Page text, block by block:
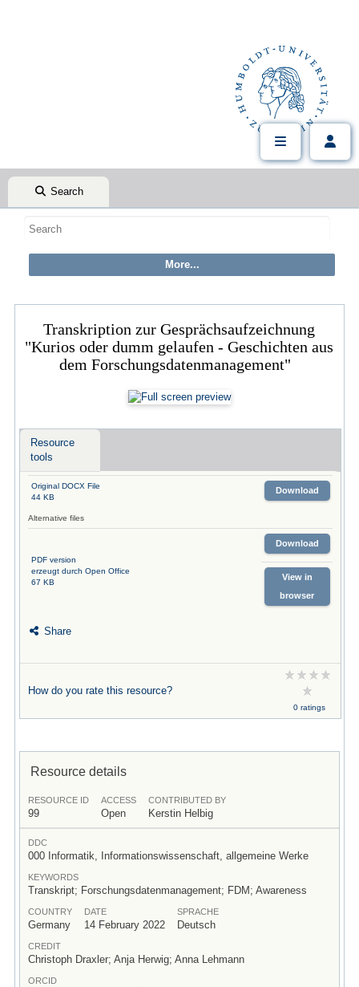
Search
Transkription zur Gesprächsaufzeichnung
"Kurios oder dumm gelaufen - Geschichten aus
dem Forschungsdatenmanagement"
Resource
tools
Original DOCX File
44 KB
Download
Alternative files
PDF version
erzeugt durch Open Office
67 KB
Download
View in
browser
Share
How do you rate this resource?
0 ratings
Resource details
RESOURCE ID
99
ACCESS
Open
CONTRIBUTED BY
Kerstin Helbig
DDC
000 Informatik, Informationswissenschaft, allgemeine Werke
KEYWORDS
Transkript; Forschungsdatenmanagement; FDM; Awareness
COUNTRY
Germany
DATE
14 February 2022
SPRACHE
Deutsch
CREDIT
Christoph Draxler; Anja Herwig; Anna Lehmann
ORCID